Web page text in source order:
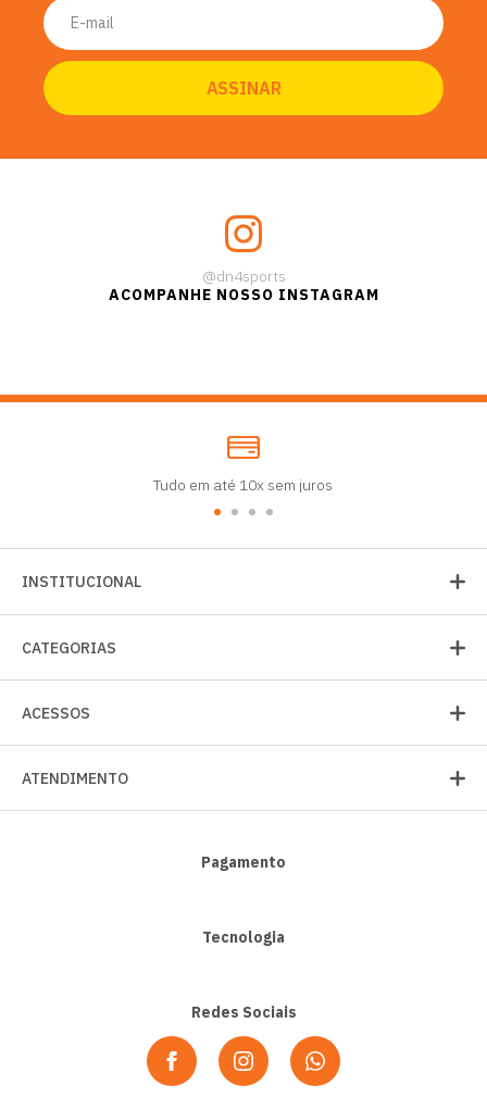
@dn4sports
ACOMPANHE NOSSO INSTAGRAM
Tudo em até 10x sem juros
INSTITUCIONAL
CATEGORIAS
ACESSOS
ATENDIMENTO
Pagamento
Tecnologia
Redes Sociais